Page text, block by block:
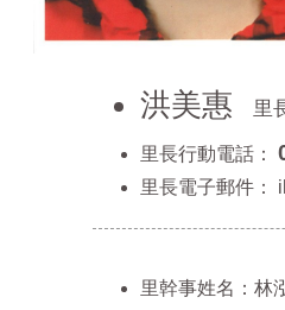
洪美惠 里
里長行動電話：
里長電子郵件：
里幹事姓名：林